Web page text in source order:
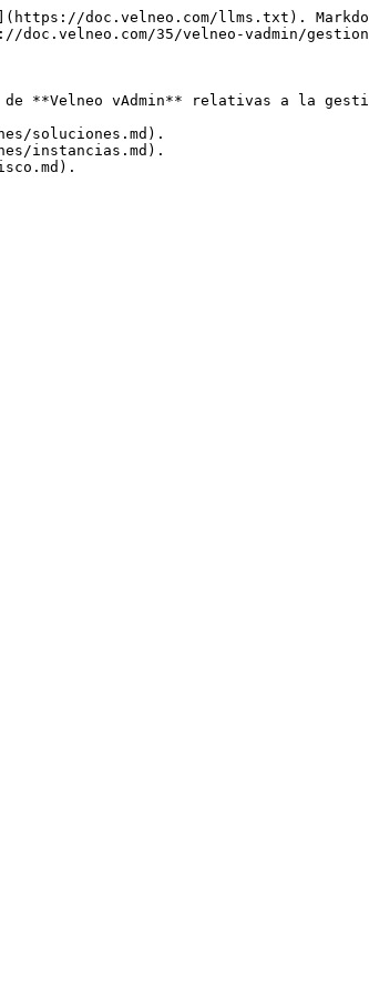
doc.velneo.com/llms.txt).
35/velneo-vadmin/
**Velneo vAdmin** relativas a la
soluciones.md).
instancias.md).